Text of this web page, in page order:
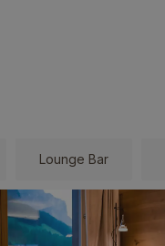
Lounge Bar